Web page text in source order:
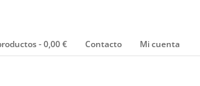
0,00 € Contacto Mi cuenta